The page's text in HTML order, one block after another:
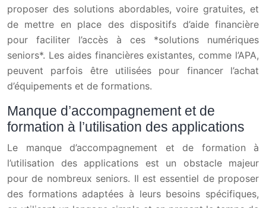
proposer des solutions abordables, voire gratuites, et
de mettre en place des dispositifs d’aide financière
pour faciliter l’accès à ces *solutions numériques
seniors*. Les aides financières existantes, comme l’APA,
peuvent parfois être utilisées pour financer l’achat
d’équipements et de formations.
Manque d’accompagnement et de
formation à l’utilisation des applications
Le manque d’accompagnement et de formation à
l’utilisation des applications est un obstacle majeur
pour de nombreux seniors. Il est essentiel de proposer
des formations adaptées à leurs besoins spécifiques,